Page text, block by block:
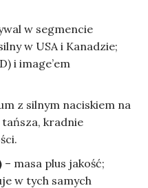
w segmencie
w USA i Kanadzie;
i image’em
z silnym naciskiem na
kradnie
– masa plus jakość;
w tych samych